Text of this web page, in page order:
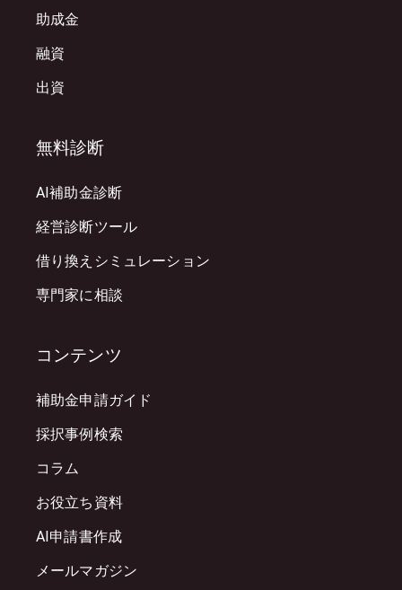
助成金
融資
出資
無料診断
AI補助金診断
経営診断ツール
借り換えシミュレーション
専門家に相談
コンテンツ
補助金申請ガイド
採択事例検索
コラム
お役立ち資料
AI申請書作成
メールマガジン